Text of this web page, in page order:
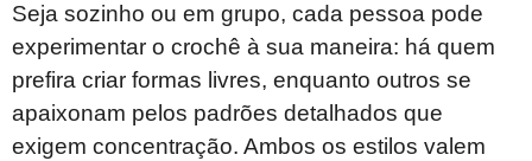
Seja sozinho ou em grupo, cada pessoa pode
experimentar o crochê à sua maneira: há quem
prefira criar formas livres, enquanto outros se
apaixonam pelos padrões detalhados que
exigem concentração. Ambos os estilos valem